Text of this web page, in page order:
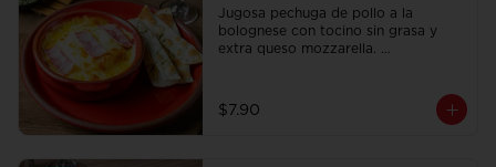
Jugosa pechuga de pollo a la
bolognese con tocino sin grasa y
extra queso mozzarella.
$7.90